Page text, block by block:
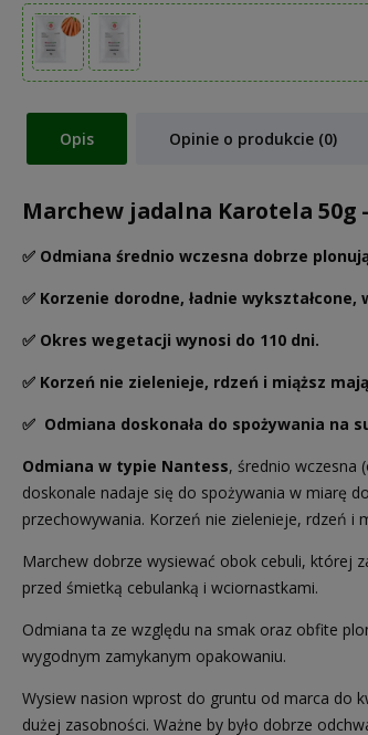
Opis Opinie o produkcie (0)
Marchew jadalna Karotela 50g
✅ Odmiana średnio wczesna dobrze
✅ Korzenie dorodne, ładnie wykształcone,
✅ Okres wegetacji wynosi do 110 dni.
✅ Korzeń nie zielenieje, rdzeń i miąższ
✅ Odmiana doskonała do spożywania na
Odmiana w typie Nantess, średnio wczesna
doskonale nadaje się do spożywania w miarę
przechowywania. Korzeń nie zielenieje, rdzeń
Marchew dobrze wysiewać obok cebuli, której
przed śmietką cebulanką i wciornastkami.
Odmiana ta ze względu na smak oraz obfite
wygodnym zamykanym opakowaniu.
Wysiew nasion wprost do gruntu od marca do
dużej zasobności. Ważne by było dobrze